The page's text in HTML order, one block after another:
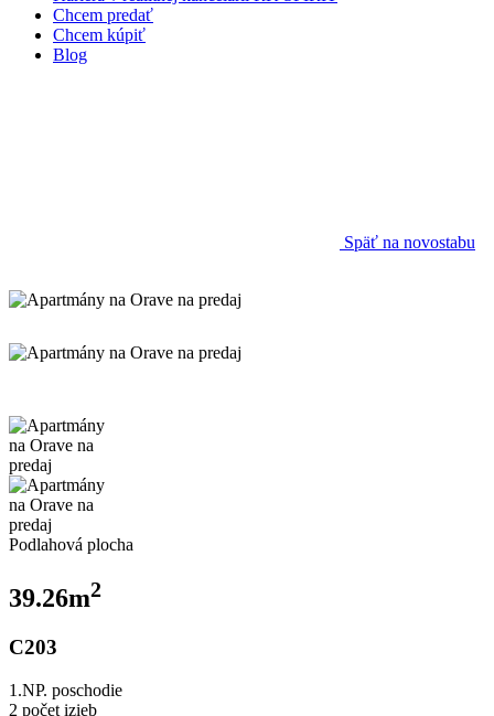
Chcem predať
Chcem kúpiť
Blog
Späť na novostabu
Podlahová plocha
39.26m2
C203
1.NP. poschodie
2 počet izieb